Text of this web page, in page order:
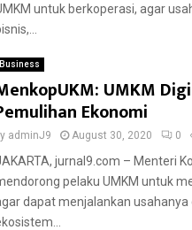
untuk berkoperasi, agar
Business
UMKM
Ekonomi
adminJ9 August 30, 2020 0
jurnal9.com – Menteri
pelaku UMKM untuk
dapat menjalankan